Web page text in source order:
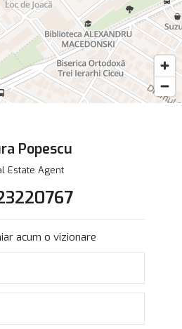
Popescu
Estate Agent
acum o vizionare